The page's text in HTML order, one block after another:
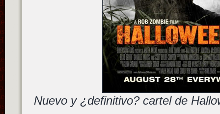
Nuevo y ¿definitivo? cartel de